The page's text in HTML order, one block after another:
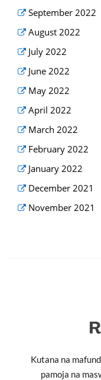
September 2022
August 2022
July 2022
June 2022
May 2022
April 2022
March 2022
February 2022
January 2022
December 2021
November 2021
Kutana na
pamoja na